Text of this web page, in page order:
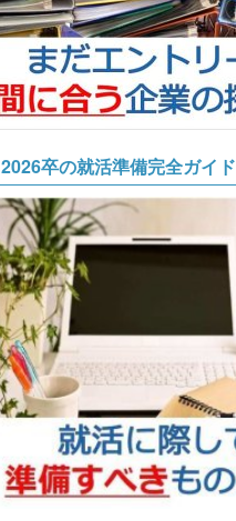
2026卒の就活準備完全ガイド